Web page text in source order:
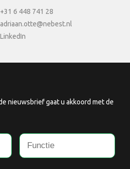
+31 6 448 741 28
adriaan.otte@nebest.nl
LinkedIn
nieuwsbrief gaat u akkoord met de